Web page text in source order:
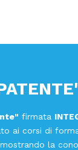
firmata
ai corsi di
la